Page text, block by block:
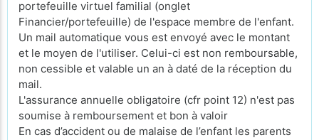
portefeuille virtuel familial (onglet
Financier/portefeuille) de l'espace membre de l'enfant.
Un mail automatique vous est envoyé avec le montant
et le moyen de l'utiliser. Celui-ci est non remboursable,
non cessible et valable un an à daté de la réception du
mail.
L'assurance annuelle obligatoire (cfr point 12) n'est pas
soumise à remboursement et bon à valoir
En cas d’accident ou de malaise de l’enfant les parents